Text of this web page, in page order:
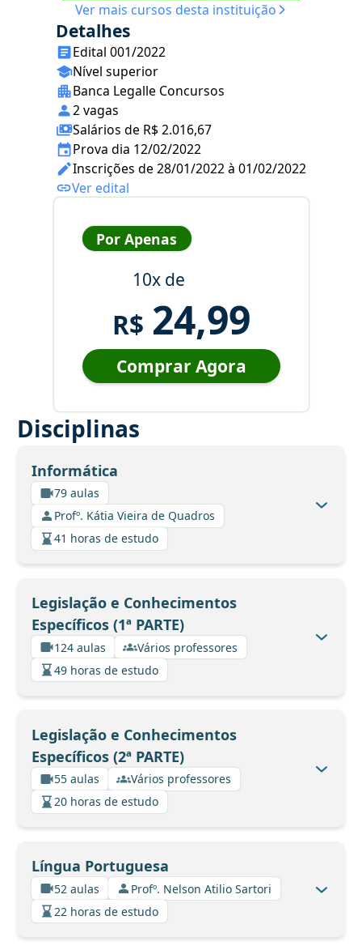
Ver mais cursos desta instituição
Detalhes
Edital 001/2022
Nível superior
Banca Legalle Concursos
2 vagas
Salários de R$ 2.016,67
Prova dia 12/02/2022
Inscrições de 28/01/2022 à 01/02/2022
Ver edital
Por Apenas
10x de
R$ 24,99
Comprar Agora
Disciplinas
Informática
79 aulas
Profº. Kátia Vieira de Quadros
41 horas de estudo
Legislação e Conhecimentos
Específicos (1ª PARTE)
124 aulas
Vários professores
49 horas de estudo
Legislação e Conhecimentos
Específicos (2ª PARTE)
55 aulas
Vários professores
20 horas de estudo
Língua Portuguesa
52 aulas
Profº. Nelson Atilio Sartori
22 horas de estudo